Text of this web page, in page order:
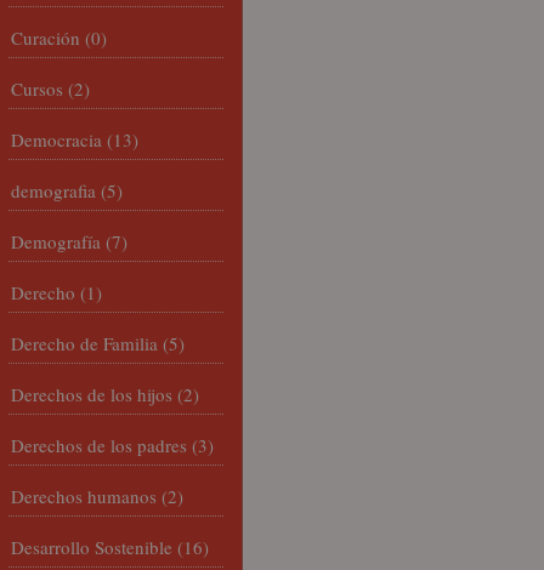
Curación (0)
Cursos (2)
Democracia (13)
demografia (5)
Demografía (7)
Derecho (1)
Derecho de Familia (5)
Derechos de los hijos (2)
Derechos de los padres (3)
Derechos humanos (2)
Desarrollo Sostenible (16)